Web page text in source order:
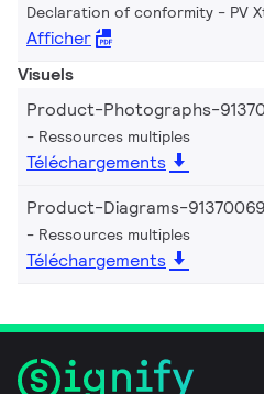
Declaration of conformity - PV
Afficher
Visuels
Product-Photographs-
Ressources multiples
Téléchargements
Product-Diagrams-
Ressources multiples
Téléchargements